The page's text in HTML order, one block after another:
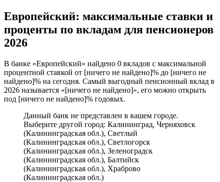
Европейский: максимальные ставки и
проценты по вкладам для пенсионеров
2026
В банке «Европейский» найдено 0 вкладов с максимальной
процентной ставкой от [ничего не найдено]% до [ничего не
найдено]% на сегодня. Самый выгодный пенсионный вклад в
2026 называется «[ничего не найдено]», его можно открыть
под [ничего не найдено]% годовых.
Данный банк не представлен в вашем городе.
Выберите другой город: Калининград, Черняховск
(Калининградская обл.), Светлый
(Калининградская обл.), Светлогорск
(Калининградская обл.), Зеленоградск
(Калининградская обл.), Балтийск
(Калининградская обл.), Храброво
(Калининградская обл.)